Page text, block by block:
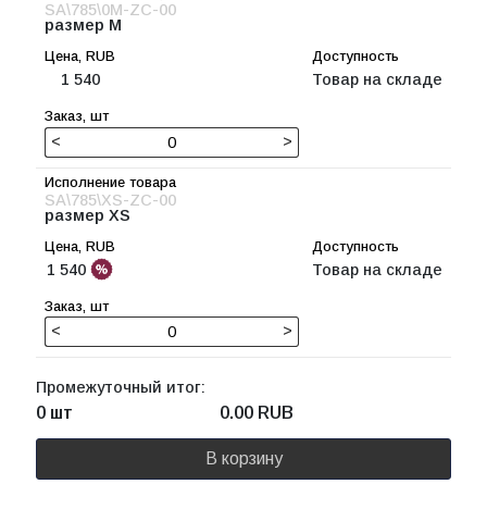
SA\785\0M-ZC-00
размер M
1 540 Товар на складе
< >
SA\785\XS-ZC-00
размер XS
1 540 Товар на складе
< >
Промежуточный итог:
0 шт 0.00 RUB
В корзину